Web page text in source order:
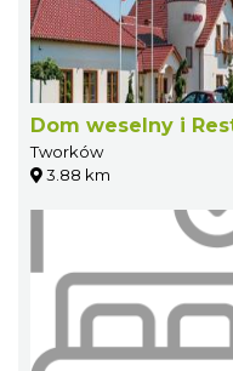
Dom weselny i
Tworków
3.88 km